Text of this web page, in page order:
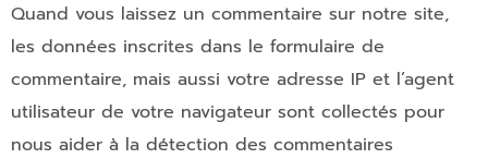
Quand vous laissez un commentaire sur notre site,
les données inscrites dans le formulaire de
commentaire, mais aussi votre adresse IP et l’agent
utilisateur de votre navigateur sont collectés pour
nous aider à la détection des commentaires